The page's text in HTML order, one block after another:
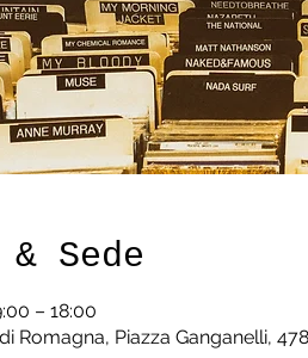
Sede
– 18:00
Romagna, Piazza Ganganelli,